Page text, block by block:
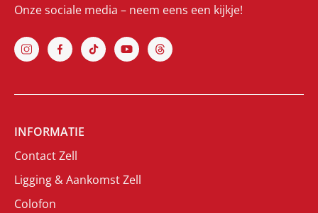
Onze sociale media – neem eens een kijkje!
INFORMATIE
Contact Zell
Ligging & Aankomst Zell
Colofon